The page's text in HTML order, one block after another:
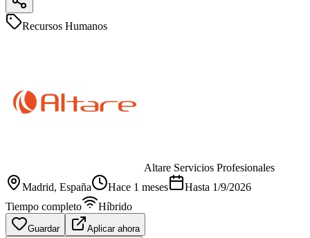
Recursos Humanos
Altare Servicios Profesionales
Madrid, España Hace 1 meses Hasta 1/9/2026
Tiempo completo
Híbrido
Guardar Aplicar ahora